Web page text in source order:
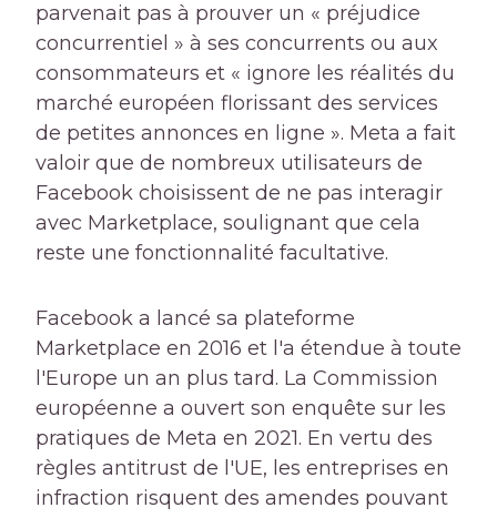
parvenait pas à prouver un « préjudice
concurrentiel » à ses concurrents ou aux
consommateurs et « ignore les réalités du
marché européen florissant des services
de petites annonces en ligne ». Meta a fait
valoir que de nombreux utilisateurs de
Facebook choisissent de ne pas interagir
avec Marketplace, soulignant que cela
reste une fonctionnalité facultative.
Facebook a lancé sa plateforme
Marketplace en 2016 et l'a étendue à toute
l'Europe un an plus tard. La Commission
européenne a ouvert son enquête sur les
pratiques de Meta en 2021. En vertu des
règles antitrust de l'UE, les entreprises en
infraction risquent des amendes pouvant